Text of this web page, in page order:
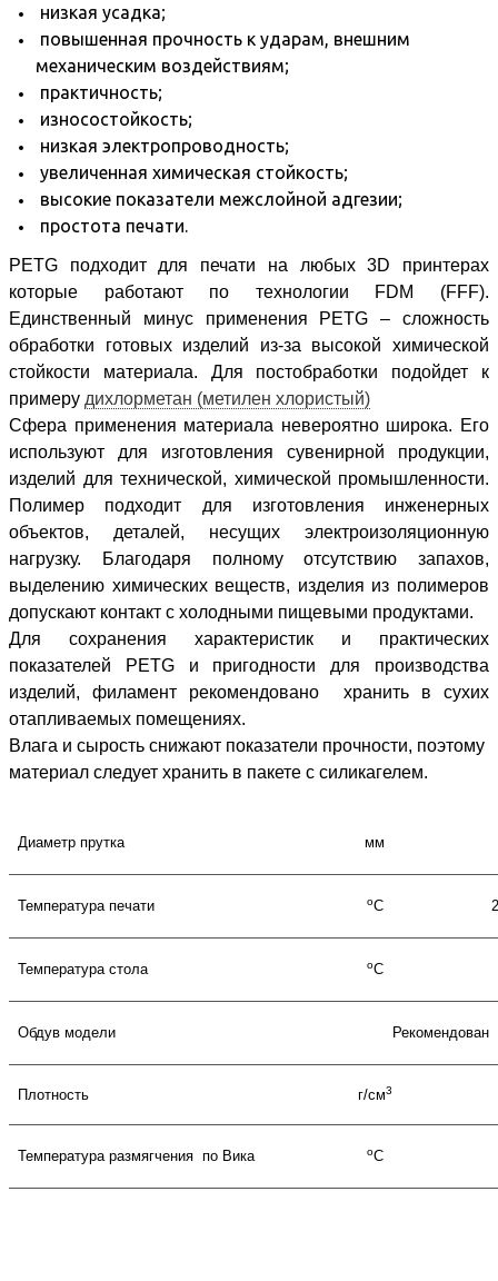
низкая усадка;
повышенная прочность к ударам, внешним
механическим воздействиям;
практичность;
износостойкость;
низкая электропроводность;
увеличенная химическая стойкость;
высокие показатели межслойной адгезии;
простота печати.
PETG подходит для печати на любых 3D принтерах
которые работают по технологии FDM (FFF).
Единственный минус применения PETG – сложность
обработки готовых изделий из-за высокой химической
стойкости материала. Для постобработки подойдет к
примеру дихлорметан (метилен хлористый)
Сфера применения материала невероятно широка. Его
используют для изготовления сувенирной продукции,
изделий для технической, химической промышленности.
Полимер подходит для изготовления инженерных
объектов, деталей, несущих электроизоляционную
нагрузку. Благодаря полному отсутствию запахов,
выделению химических веществ, изделия из полимеров
допускают контакт с холодными пищевыми продуктами.
Для сохранения характеристик и практических
показателей PETG и пригодности для производства
изделий, филамент рекомендовано хранить в сухих
отапливаемых помещениях.
Влага и сырость снижают показатели прочности, поэтому
материал следует хранить в пакете с силикагелем.
Диаметр прутка мм
Температура печати оС
Температура стола оС
Обдув модели Рекомендован
Плотность г/см3
Температура размягчения по Вика оС